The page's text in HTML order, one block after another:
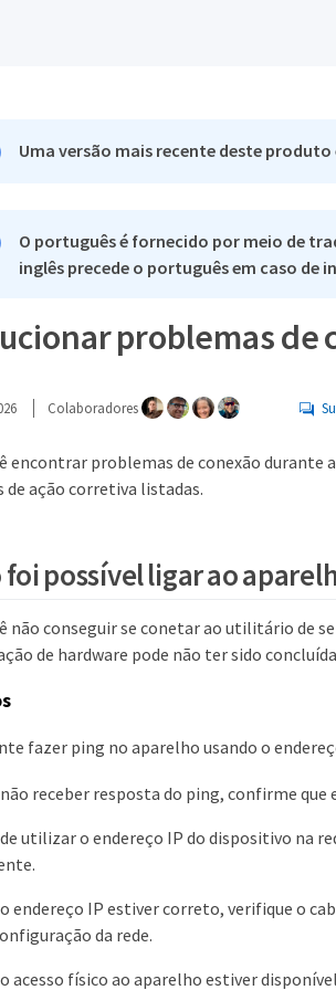
Uma versão mais recente deste
O português é fornecido por meio de
inglês precede o português em caso de
problemas de
Colaboradores
encontrar problemas de conexão durante
de ação corretiva listadas.
foi possível ligar ao
não conseguir se conetar ao utilitário de
de hardware pode não ter sido
fazer ping no aparelho usando o
não receber resposta do ping, confirme
utilizar o endereço IP do dispositivo na
o endereço IP estiver correto, verifique o
da rede.
acesso físico ao aparelho estiver